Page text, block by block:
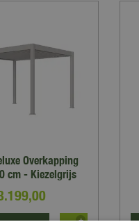
Overkapping
cm - Kiezelgrijs
,00